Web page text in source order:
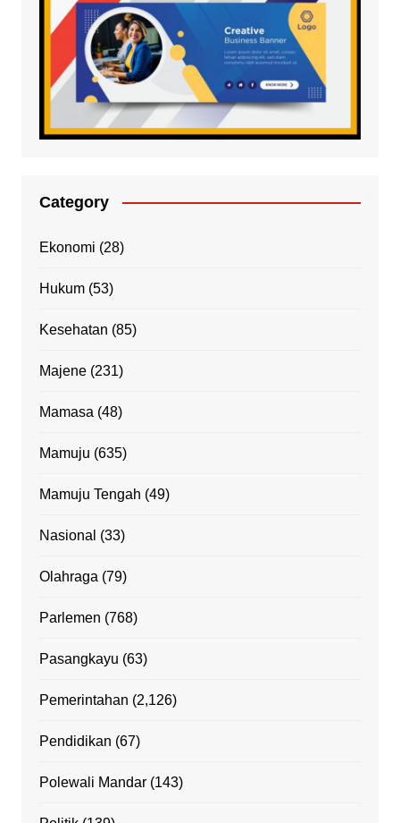
Category
Ekonomi (28)
Hukum(53)
Kesehatan (85)
Majene(231)
Mamasa (48)
Mamuju (635)
Mamuju Tengah (49)
Nasional (33)
Olahraga (79)
Parlemen (768)
Pasangkayu (63)
Pemerintahan (2,126)
Pendidikan (67)
Polewali Mandar(143)